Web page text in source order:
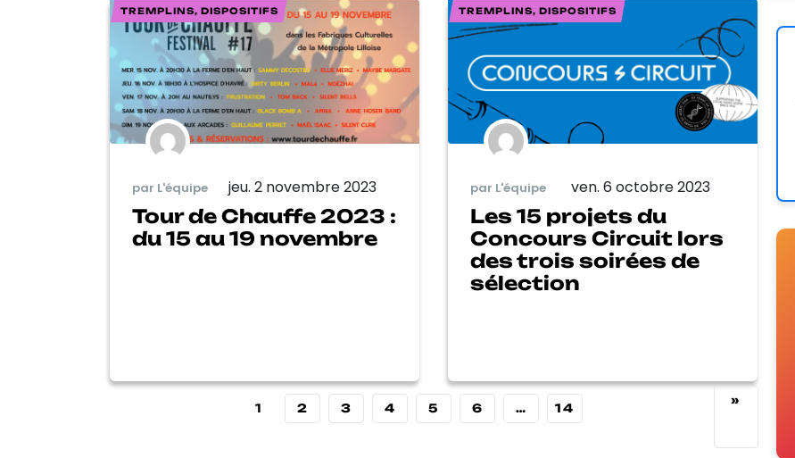
TREMPLINS, DISPOSITIFS
par L'équipe jeu. 2 novembre 2023
Tour de Chauffe 2023 :
du 15 au 19 novembre
TREMPLINS, DISPOSITIFS
par L'équipe ven. 6 octobre 2023
Les 15 projets du
Concours Circuit lors
des trois soirées de
sélection
1 2 3 4 5 6 … 14
»